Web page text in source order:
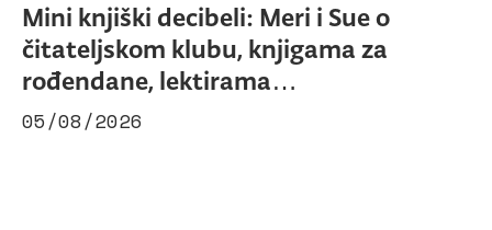
Mini knjiški decibeli: Meri i Sue o
čitateljskom klubu, knjigama za
rođendane, lektirama…
05/08/2026